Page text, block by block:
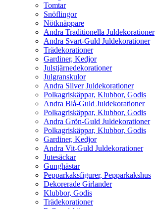
Tomtar
Snöflingor
Nötknäppare
Andra Traditionella Juldekorationer
Andra Svart-Guld Juldekorationer
Trädekorationer
Gardiner, Kedjor
Julstjärnedekorationer
Julgranskulor
Andra Silver Juldekorationer
Polkagriskäppar, Klubbor, Godis
Andra Blå-Guld Juldekorationer
Polkagriskäppar, Klubbor, Godis
Andra Grön-Guld Juldekorationer
Polkagriskäppar, Klubbor, Godis
Gardiner, Kedjor
Andra Vit-Guld Juldekorationer
Jutesäckar
Gunghästar
Pepparkaksfigurer, Pepparkakshus
Dekorerade Girlander
Klubbor, Godis
Trädekorationer